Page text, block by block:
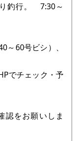
釣行。 7:30～
～60号ビシ）、
でチェック・予
認をお願いしま